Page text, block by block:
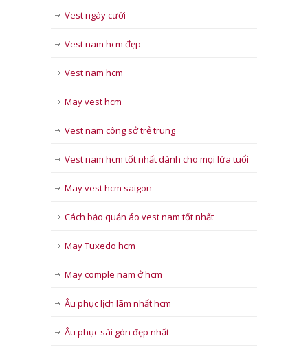
Vest ngày cưới
Vest nam hcm đẹp
Vest nam hcm
May vest hcm
Vest nam công sở trẻ trung
Vest nam hcm tốt nhất dành cho mọi lứa tuổi
May vest hcm saigon
Cách bảo quản áo vest nam tốt nhất
May Tuxedo hcm
May comple nam ở hcm
Âu phục lịch lãm nhất hcm
Âu phục sài gòn đẹp nhất